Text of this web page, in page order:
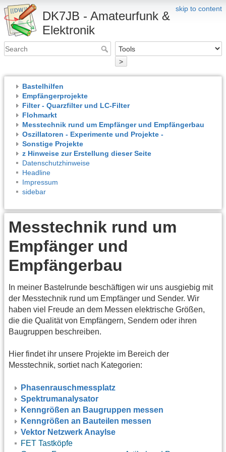
skip to content
DK7JB - Amateurfunk &
Elektronik
>
Bastelhilfen
Empfängerprojekte
Filter - Quarzfilter und LC-Filter
Flohmarkt
Messtechnik rund um Empfänger und Empfängerbau
Oszillatoren - Experimente und Projekte -
Sonstige Projekte
z Hinweise zur Erstellung dieser Seite
Datenschutzhinweise
Headline
Impressum
sidebar
Messtechnik rund um
Empfänger und
Empfängerbau
In meiner Bastelrunde beschäftigen wir uns ausgiebig mit
der Messtechnik rund um Empfänger und Sender. Wir
haben viel Freude an dem Messen elektrische Größen,
die die Qualität von Empfängern, Sendern oder ihren
Baugruppen beschreiben.
Hier findet ihr unsere Projekte im Bereich der
Messtechnik, sortiet nach Kategorien:
Phasenrauschmessplatz
Spektrumanalysator
Kenngrößen an Baugruppen messen
Kenngrößen an Bauteilen messen
Vektor Netzwerk Anaylse
FET Tastköpfe